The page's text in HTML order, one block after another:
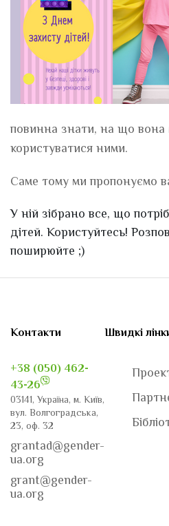
повинна знати, на що вона
користуватися ними.
Саме тому ми пропонуємо
У ній зібрано все, що
дітей. Користуйтесь!
поширюйте ;)
Контакти
+38 (050) 462-
43-26
03141, Україна, м. Київ,
вул. Волгоградська,
23, оф. 32
grantad@gender-
ua.org
grant@gender-
ua.org
Швидкі